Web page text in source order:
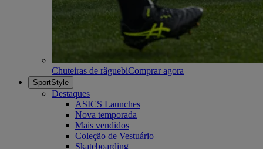
Chuteiras de râguebiComprar agora
SportStyle
Destaques
ASICS Launches
Nova temporada
Mais vendidos
Coleção de Vestuário
Skateboarding